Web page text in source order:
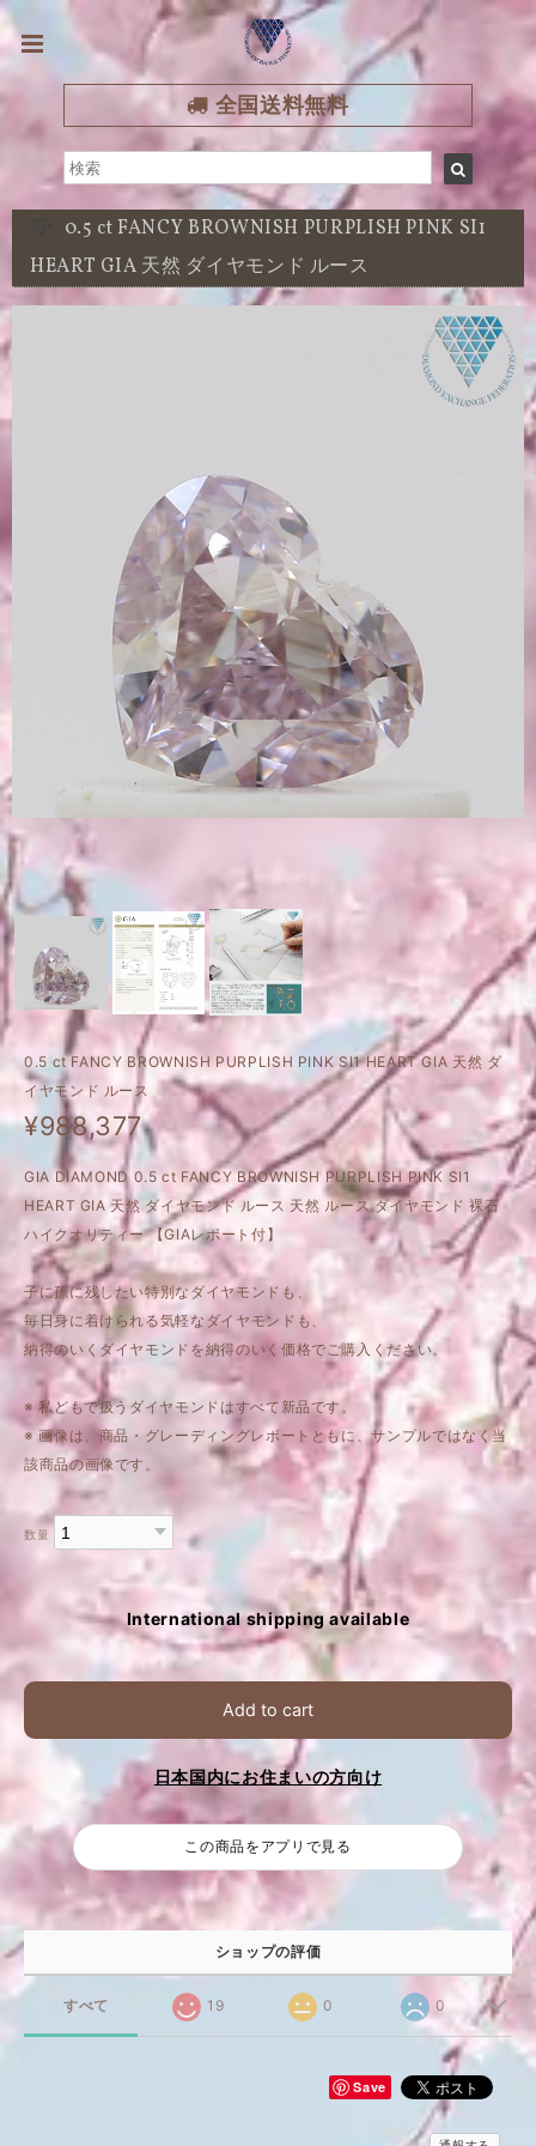
全国送料無料
0.5 ct FANCY BROWNISH PURPLISH PINK SI1
HEART GIA 天然 ダイヤモンド ルース
0.5 ct FANCY BROWNISH PURPLISH PINK SI1 HEART GIA 天然 ダ
イヤモンド ルース
¥988,377
GIA DIAMOND 0.5 ct FANCY BROWNISH PURPLISH PINK SI1
HEART GIA 天然 ダイヤモンド ルース 天然 ルース ダイヤモンド 裸石
ハイクオリティー 【GIAレポート付】
子に孫に残したい特別なダイヤモンドも、
毎日身に着けられる気軽なダイヤモンドも、
納得のいくダイヤモンドを納得のいく価格でご購入ください。
※ 私どもで扱うダイヤモンドはすべて新品です。
※ 画像は、商品・グレーディングレポートともに、サンプルではなく当
該商品の画像です。
数量
International shipping available
Add to cart
日本国内にお住まいの方向け
この商品をアプリで見る
ショップの評価
すべて 19 0 0
Save